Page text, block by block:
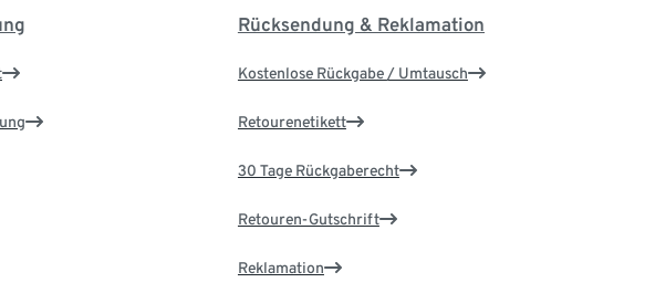
Rücksendung & Reklamation
Kostenlose Rückgabe / Umtausch
Retourenetikett
30 Tage Rückgaberecht
Retouren-Gutschrift
Reklamation